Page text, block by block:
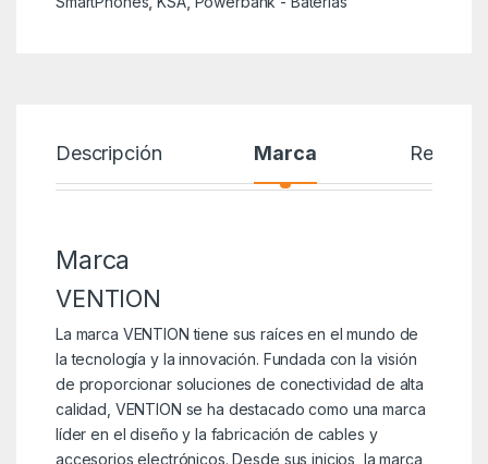
Descripción Marca Reseñas
Marca
VENTION
La marca VENTION tiene sus raíces en el mundo de
la tecnología y la innovación. Fundada con la visión
de proporcionar soluciones de conectividad de alta
calidad, VENTION se ha destacado como una marca
líder en el diseño y la fabricación de cables y
accesorios electrónicos. Desde sus inicios, la marca